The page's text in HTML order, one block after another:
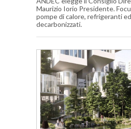
Maurizio Iorio Presidente.
pompe di calore, refrigeranti
decarbonizzati.